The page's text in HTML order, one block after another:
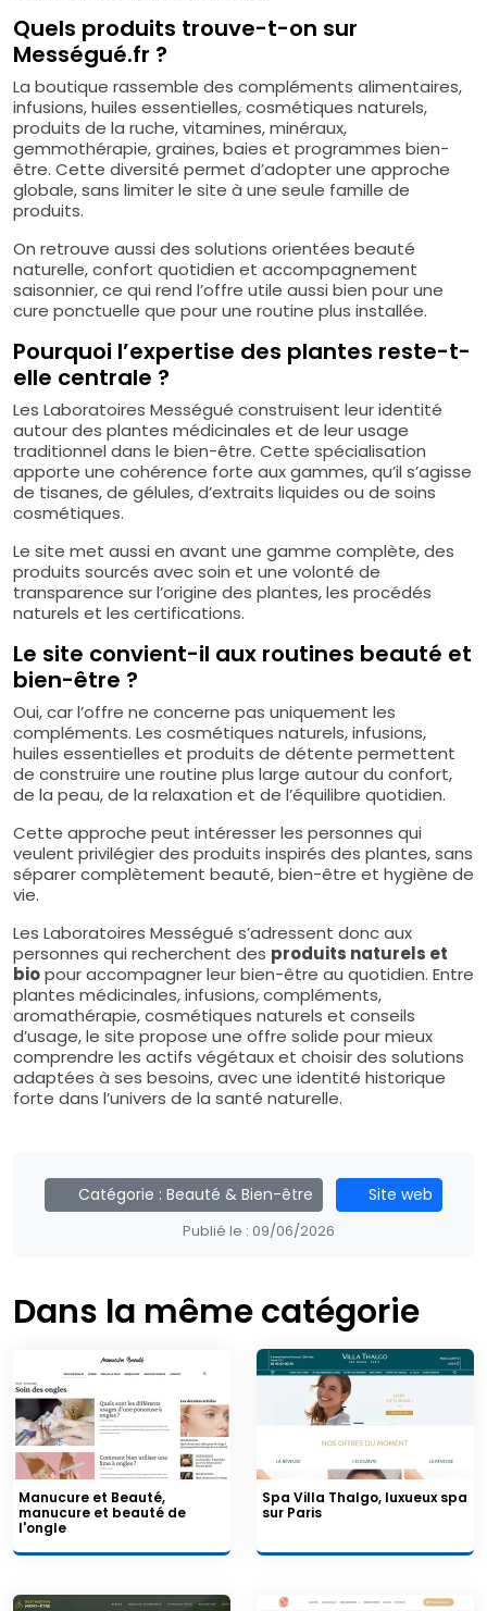
Quels produits trouve-t-on sur
Mességué.fr ?
La boutique rassemble des compléments alimentaires,
infusions, huiles essentielles, cosmétiques naturels,
produits de la ruche, vitamines, minéraux,
gemmothérapie, graines, baies et programmes bien-
être. Cette diversité permet d’adopter une approche
globale, sans limiter le site à une seule famille de
produits.
On retrouve aussi des solutions orientées beauté
naturelle, confort quotidien et accompagnement
saisonnier, ce qui rend l’offre utile aussi bien pour une
cure ponctuelle que pour une routine plus installée.
Pourquoi l’expertise des plantes reste-t-
elle centrale ?
Les Laboratoires Mességué construisent leur identité
autour des plantes médicinales et de leur usage
traditionnel dans le bien-être. Cette spécialisation
apporte une cohérence forte aux gammes, qu’il s’agisse
de tisanes, de gélules, d’extraits liquides ou de soins
cosmétiques.
Le site met aussi en avant une gamme complète, des
produits sourcés avec soin et une volonté de
transparence sur l’origine des plantes, les procédés
naturels et les certifications.
Le site convient-il aux routines beauté et
bien-être ?
Oui, car l’offre ne concerne pas uniquement les
compléments. Les cosmétiques naturels, infusions,
huiles essentielles et produits de détente permettent
de construire une routine plus large autour du confort,
de la peau, de la relaxation et de l’équilibre quotidien.
Cette approche peut intéresser les personnes qui
veulent privilégier des produits inspirés des plantes, sans
séparer complètement beauté, bien-être et hygiène de
vie.
Les Laboratoires Mességué s’adressent donc aux
personnes qui recherchent des produits naturels et
biopour accompagner leur bien-être au quotidien. Entre
plantes médicinales, infusions, compléments,
aromathérapie, cosmétiques naturels et conseils
d’usage, le site propose une offre solide pour mieux
comprendre les actifs végétaux et choisir des solutions
adaptées à ses besoins, avec une identité historique
forte dans l’univers de la santé naturelle.
Catégorie : Beauté & Bien-être Site web
Publié le : 09/06/2026
Dans la même catégorie
Manucure et Beauté,
manucure et beauté de
l'ongle
Spa Villa Thalgo, luxueux spa
sur Paris